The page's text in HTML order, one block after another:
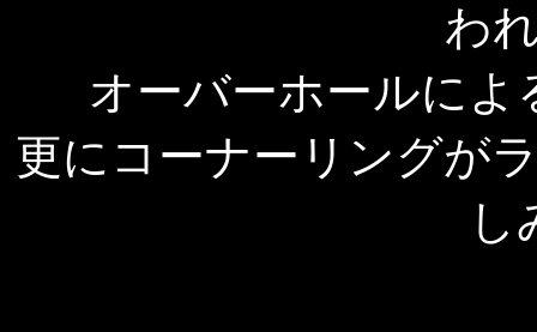
わ
オーバーホールに
更にコーナーリングが
し